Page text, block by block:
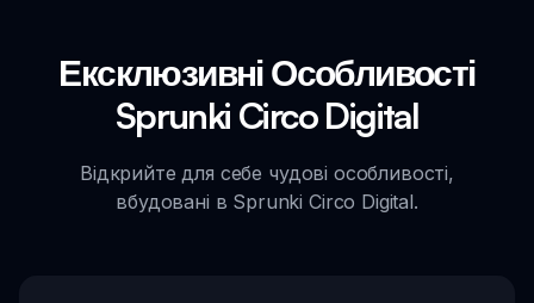
Ексклюзивні Особливості
Sprunki Circo Digital
Відкрийте для себе чудові особливості,
вбудовані в Sprunki Circo Digital.